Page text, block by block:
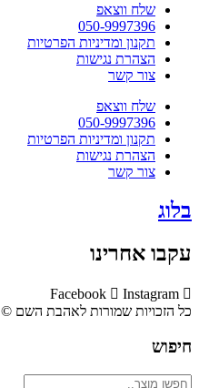
שלח ווצאפ
050-9997396
תקנון ומדיניות הפרטיות
הצהרת נגישות
צור קשר
שלח ווצאפ
050-9997396
תקנון ומדיניות הפרטיות
הצהרת נגישות
צור קשר
בלוג
עקבו אחרינו
Facebook
Instagram
כל הזכויות שמורות לאהבת השם ©​
חיפוש
Search